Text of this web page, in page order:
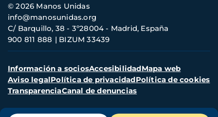
Información
de
contacto
© 2026 Manos Unidas
C/ Barquillo, 38 - 3º28004 - Madrid, España
900 811 888
BIZUM 33439
info@manosunidas.org
Menú
secundario
Información a sociosAccesibilidadMapa web
Aviso legalPolítica de privacidadPolítica de cookies
TransparenciaCanal de denuncias